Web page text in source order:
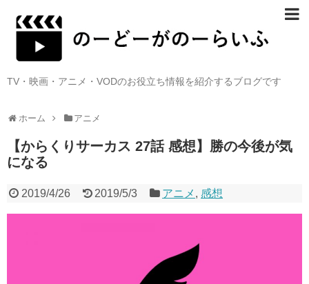
TV・映画・アニメ・VODのお役立ち情報を紹介するブログです
ホーム アニメ
【からくりサーカス 27話 感想】勝の今後が気
になる
2019/4/26 2019/5/3 アニメ ,感想